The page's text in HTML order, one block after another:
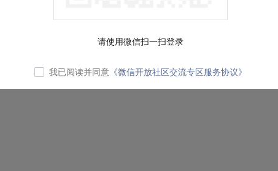
请使用微信扫一扫登录
我已阅读并同意 《微信开放社区交流专区服务协议》